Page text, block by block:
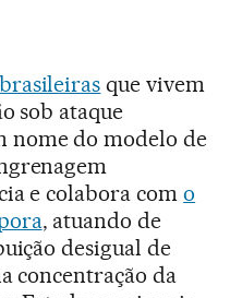
que vivem
sob ataque
nome do modelo de
e colabora como
, atuando de
desigual de
concentração da